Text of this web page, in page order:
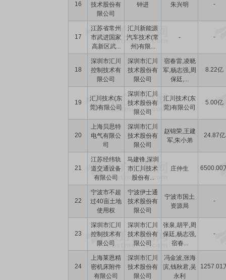
16
技术股份有
限公司
钟进 朱兴明 -
17
江苏省常州
市武进国家
高新区武...
汇川新能源
汽车技术(常
州)有限...
- -
18
深圳市汇川
控制技术有
限公司
深圳市汇川
技术股份有
限公司
宿春雷,凌晓
军,杨志强,周
保廷,...
8.22亿
19
汇川技术(东
莞)有限公司
深圳市汇川
技术股份有
限公司
汇川技术(东
莞)有限公司
5.00亿
20
上海贝思特
电气有限公
司
深圳市汇川
技术股份有
限公司
赵锦荣,王建
军,朱小弟
24.87亿
21
江苏经纬轨
道交通设备
有限公司
马建锋,深圳
市汇川技术
股份有...
庄仲生 6500.00
22
宁波市不超
过40亩土地
使用权
宁波伊士通
技术股份有
限公司
宁波市国土
资源局
-
23
深圳市汇川
控制技术有
限公司
深圳市汇川
技术股份有
限公司
张泉,胡平,周
保廷,杨志强,
宿春...
-
24
上海莱恩精
密机床附件
有限公司
深圳市汇川
技术股份有
限公司
冯金波,张海
滨,钱秋君,吴
永利
1257.01